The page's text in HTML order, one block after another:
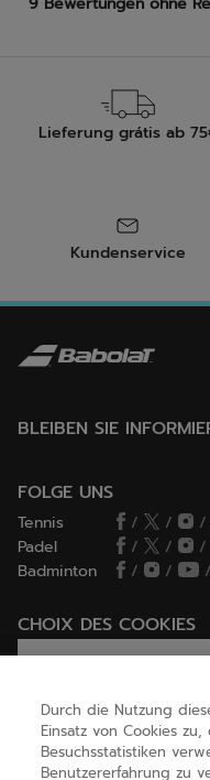
Lieferung grátis ab
Kundenservice
BLEIBEN SIE
FOLGE UNS
Tennis / / /
Padel
/ / /
Badminton
/ / /
CHOIX DES COOKIES
HILFE
Durch die Nutzung
Einsatz von Cookies
Besuchsstatistiken
Benutzererfahrung zu